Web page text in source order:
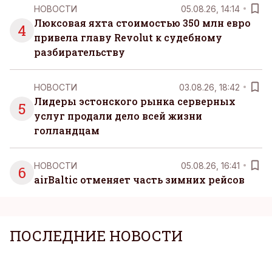
4
НОВОСТИ 05.08.26, 14:14
Люксовая яхта стоимостью 350 млн евро
привела главу Revolut к судебному
разбирательству
5
НОВОСТИ 03.08.26, 18:42
Лидеры эстонского рынка серверных
услуг продали дело всей жизни
голландцам
6 НОВОСТИ 05.08.26, 16:41
airBaltic отменяет часть зимних рейсов
ПОСЛЕДНИЕ НОВОСТИ